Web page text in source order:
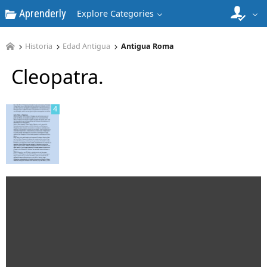
Aprenderly Explore Categories
Historia Edad Antigua Antigua Roma
Cleopatra.
4